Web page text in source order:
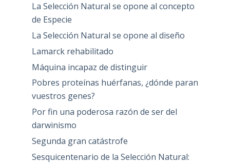
La Selección Natural se opone al concepto
de Especie
La Selección Natural se opone al diseño
Lamarck rehabilitado
Máquina incapaz de distinguir
Pobres proteínas huérfanas, ¿dónde paran
vuestros genes?
Por fin una poderosa razón de ser del
darwinismo
Segunda gran catástrofe
Sesquicentenario de la Selección Natural: